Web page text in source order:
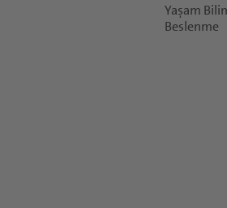
İsteğiniz veya
Döhler, burada
Yaşam
Beslenme